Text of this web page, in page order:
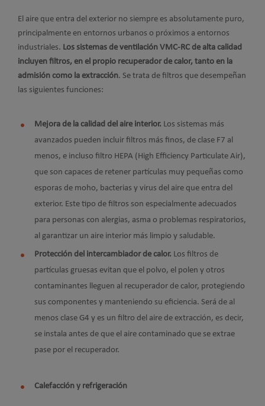
El aire que entra del exterior no siempre es absolutamente puro,
principalmente en entornos urbanos o próximos a entornos
industriales. Los sistemas de ventilación VMC-RC de alta calidad
incluyen filtros, en el propio recuperador de calor, tanto en la
admisión como la extracción. Se trata de filtros que desempeñan
las siguientes funciones:
Mejora de la calidad del aire interior. Los sistemas más
avanzados pueden incluir filtros más finos, de clase F7 al
menos, e incluso filtro HEPA (High Efficiency Particulate Air),
que son capaces de retener partículas muy pequeñas como
esporas de moho, bacterias y virus del aire que entra del
exterior. Este tipo de filtros son especialmente adecuados
para personas con alergias, asma o problemas respiratorios,
al garantizar un aire interior más limpio y saludable.
Protección del intercambiador de calor. Los filtros de
partículas gruesas evitan que el polvo, el polen y otros
contaminantes lleguen al recuperador de calor, protegiendo
sus componentes y manteniendo su eficiencia. Será de al
menos clase G4 y es un filtro del aire de extracción, es decir,
se instala antes de que el aire contaminado que se extrae
pase por el recuperador.
Calefacción y refrigeración